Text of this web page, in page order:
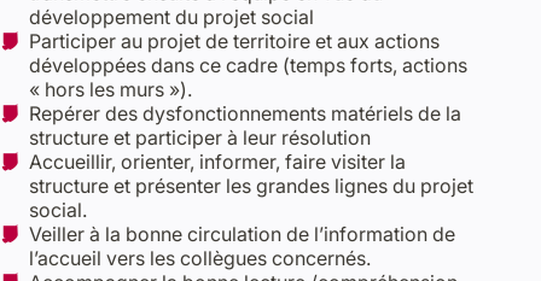
développement du projet social
Participer au projet de territoire et aux actions
développées dans ce cadre (temps forts, actions
« hors les murs »).
Repérer des dysfonctionnements matériels de la
structure et participer à leur résolution
Accueillir, orienter, informer, faire visiter la
structure et présenter les grandes lignes du projet
social.
Veiller à la bonne circulation de l’information de
l’accueil vers les collègues concernés.